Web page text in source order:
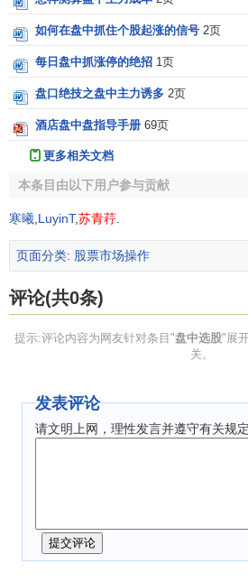
如何在盘中抓住个股起涨的信号 2页
每日盘中抓涨停的绝招 1页
盘口绝技之盘中主力诱多 2页
酒店盘中盘指导手册 69页
更多相关文档
本条目由以下用户参与贡献
寒曦 LuyinT,苏青荇
页面分类: 股票市场操作
评论(共0条)
提示:评论内容为网友针对条目"盘中选股"展
关。
发表评论
请文明上网，理性发言并遵守有关规定